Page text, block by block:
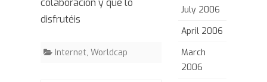
disfrutéis
Internet, Worldcap
July 2006
April 2006
March
2006